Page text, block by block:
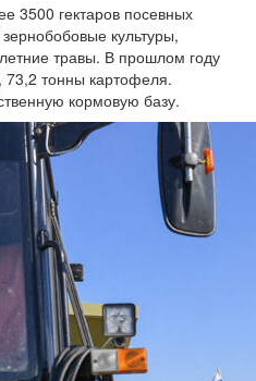
3500 гектаров посевных
культуры,
травы. В прошлом году
73,2 тонны картофеля.
кормовую базу.